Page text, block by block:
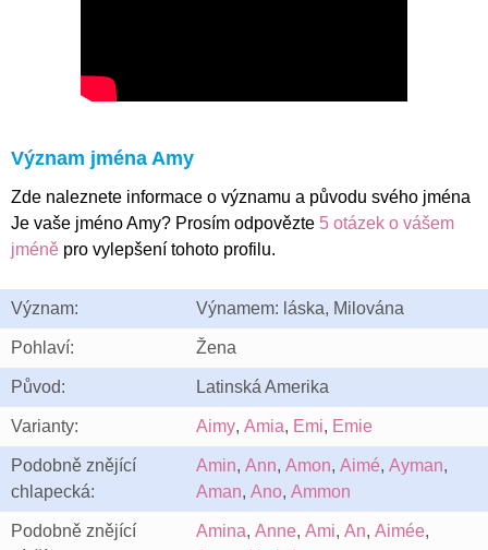
Význam jména Amy
Zde naleznete informace o významu a původu svého jména
Je vaše jméno Amy? Prosím odpovězte 5 otázek o vášem
jméně pro vylepšení tohoto profilu.
Význam: Výnamem: láska, Milována
Pohlaví: Žena
Původ: Latinská Amerika
Varianty: Aimy, Amia, Emi, Emie
Podobně znějící
chlapecká:
Amin, Ann, Amon, Aimé, Ayman,
Aman, Ano, Ammon
Podobně znějící
Amina, Anne, Ami, An, Aimée,